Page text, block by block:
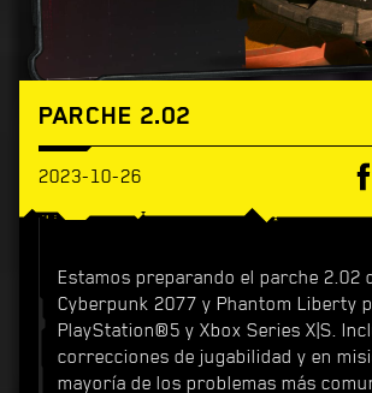
PARCHE 2.02
2023-10-26
Estamos preparando el parche 2.02
Cyberpunk 2077 y Phantom Liberty
PlayStation®5 y Xbox Series X|S.
correcciones de jugabilidad y en
mayoría de los problemas más